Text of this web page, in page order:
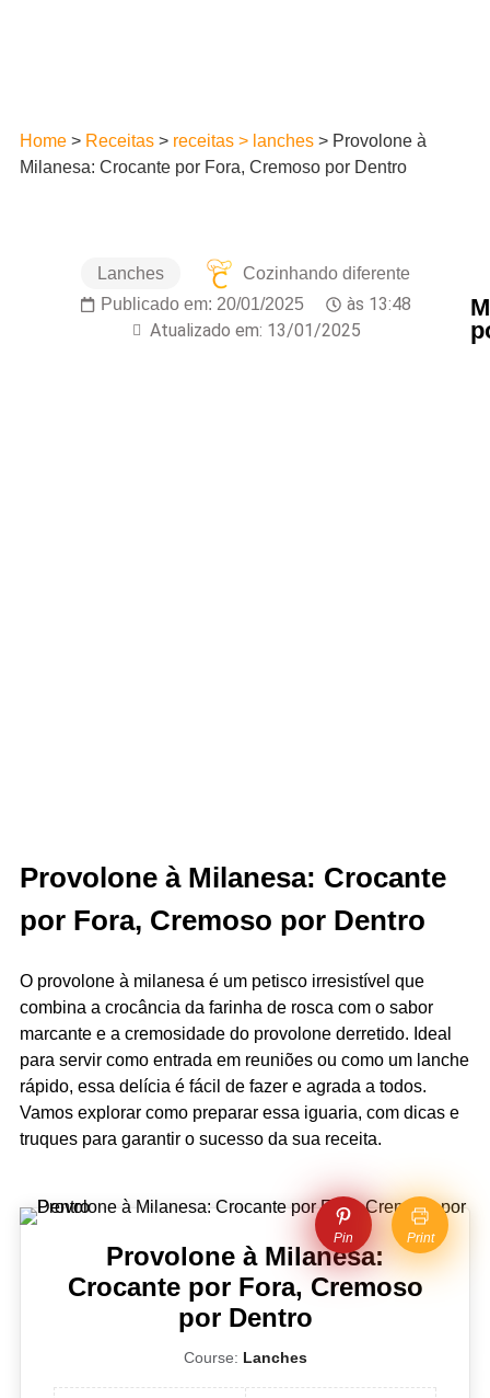
Home> Receitas> receitas > lanches> Provolone à
Milanesa: Crocante por Fora, Cremoso por Dentro
Lanches
Cozinhando diferente
Publicado em: 20/01/2025 às 13:48
Atualizado em: 13/01/2025
Provolone à Milanesa: Crocante
por Fora, Cremoso por Dentro
O provolone à milanesa é um petisco irresistível que
combina a crocância da farinha de rosca com o sabor
marcante e a cremosidade do provolone derretido. Ideal
para servir como entrada em reuniões ou como um lanche
rápido, essa delícia é fácil de fazer e agrada a todos.
Vamos explorar como preparar essa iguaria, com dicas e
truques para garantir o sucesso da sua receita.
Pin Print
Provolone à Milanesa:
Crocante por Fora, Cremoso
por Dentro
Course: Lanches